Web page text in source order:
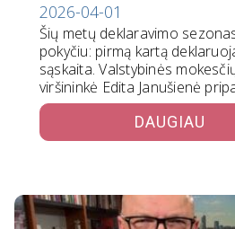
2026-04-01
Šių metų deklaravimo
pokyčiu: pirmą kartą
sąskaita. Valstybinės
viršininkė Edita Janušienė
DAUGIAU